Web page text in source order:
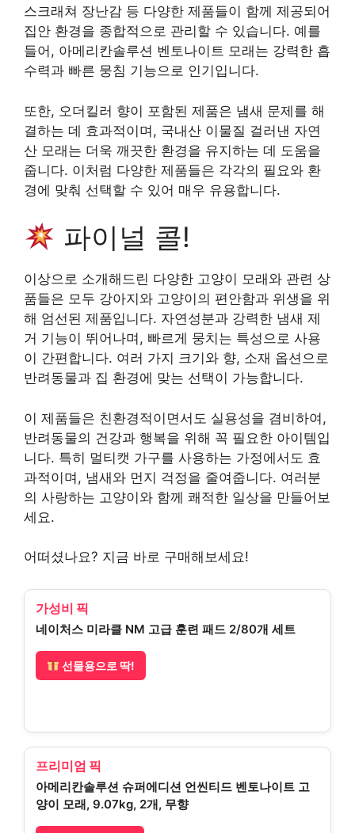
스크래쳐 장난감 등 다양한 제품들이 함께 제공되어
집안 환경을 종합적으로 관리할 수 있습니다. 예를
들어, 아메리칸솔루션 벤토나이트 모래는 강력한 흡
수력과 빠른 뭉침 기능으로 인기입니다.
또한, 오더킬러 향이 포함된 제품은 냄새 문제를 해
결하는 데 효과적이며, 국내산 이물질 걸러낸 자연
산 모래는 더욱 깨끗한 환경을 유지하는 데 도움을
줍니다. 이처럼 다양한 제품들은 각각의 필요와 환
경에 맞춰 선택할 수 있어 매우 유용합니다.
파이널 콜!
이상으로 소개해드린 다양한 고양이 모래와 관련 상
품들은 모두 강아지와 고양이의 편안함과 위생을 위
해 엄선된 제품입니다. 자연성분과 강력한 냄새 제
거 기능이 뛰어나며, 빠르게 뭉치는 특성으로 사용
이 간편합니다. 여러 가지 크기와 향, 소재 옵션으로
반려동물과 집 환경에 맞는 선택이 가능합니다.
이 제품들은 친환경적이면서도 실용성을 겸비하여,
반려동물의 건강과 행복을 위해 꼭 필요한 아이템입
니다. 특히 멀티캣 가구를 사용하는 가정에서도 효
과적이며, 냄새와 먼지 걱정을 줄여줍니다. 여러분
의 사랑하는 고양이와 함께 쾌적한 일상을 만들어보
세요.
어떠셨나요? 지금 바로 구매해보세요!
가성비 픽
네이처스 미라클 NM 고급 훈련 패드 2/80개 세트
선물용으로 딱!
프리미엄 픽
아메리칸솔루션 슈퍼에디션 언씬티드 벤토나이트 고
양이 모래, 9.07kg, 2개, 무향